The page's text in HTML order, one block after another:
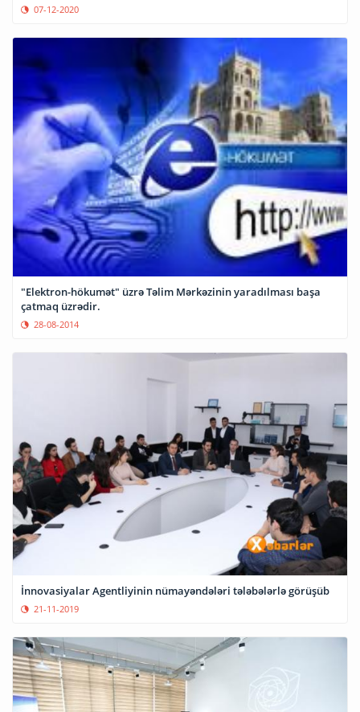
07-12-2020
"Elektron-hökumət" üzrə Təlim Mərkəzinin yaradılması başa
çatmaq üzrədir.
28-08-2014
İnnovasiyalar Agentliyinin nümayəndələri tələbələrlə görüşüb
21-11-2019